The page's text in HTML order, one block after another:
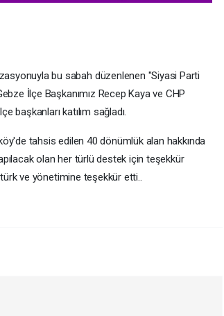
bu sabah düzenlenen "Siyasi Parti
İlçe Başkanımız Recep Kaya ve CHP
başkanları katılım sağladı.
tahsis edilen 40 dönümlük alan hakkında
olan her türlü destek için teşekkür
ve yönetimine teşekkür etti..